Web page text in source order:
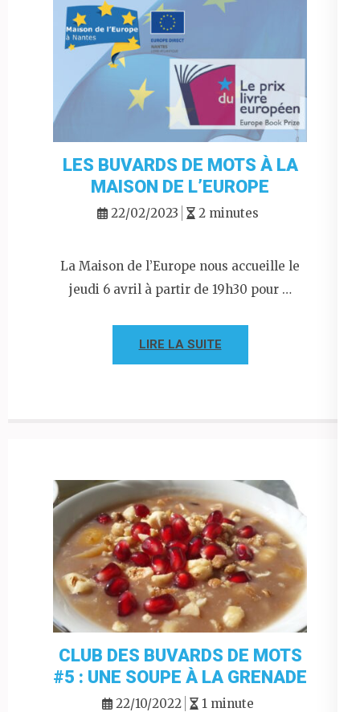
LES BUVARDS DE MOTS À LA
MAISON DE L’EUROPE
22/02/2023 2 minutes
La Maison de l’Europe nous accueille le
jeudi 6 avril à partir de 19h30 pour …
LIRE LA SUITE
CLUB DES BUVARDS DE MOTS
#5 : UNE SOUPE À LA GRENADE
22/10/2022 1 minute